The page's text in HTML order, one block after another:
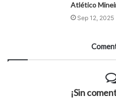
Atlético
Sep 12, 2025
¡Sin